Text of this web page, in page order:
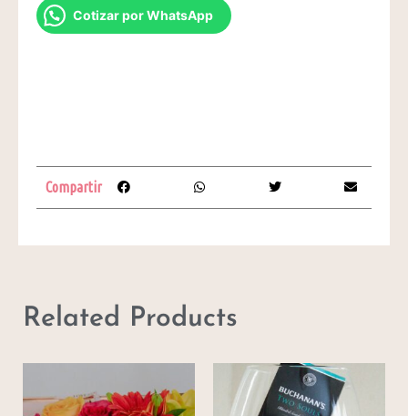
Cotizar por WhatsApp
Compartir
Related Products